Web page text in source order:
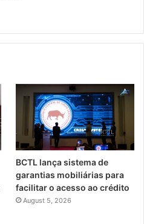
BCTL lança sistema de
garantias mobiliárias para
facilitar o acesso ao crédito
August 5, 2026